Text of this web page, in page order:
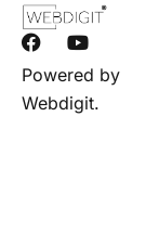
Powered by
Webdigit.